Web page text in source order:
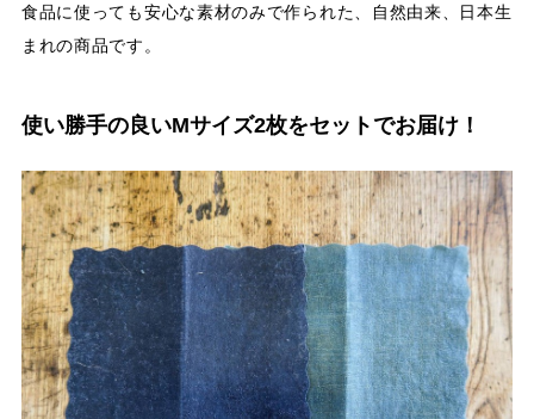
食品に使っても安心な素材のみで作られた、自然由来、日本生
まれの商品です。
使い勝手の良いMサイズ2枚をセットでお届け！